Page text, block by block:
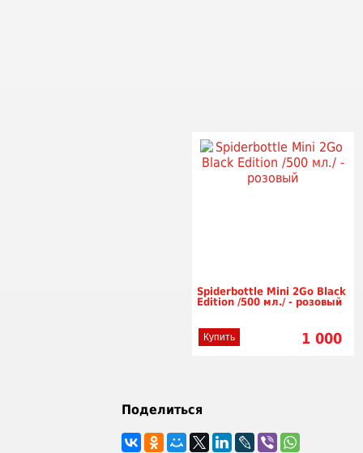
Spiderbottle Mini 2Go Black
Edition /500 мл./ - розовый
1 000
Купить
Поделиться